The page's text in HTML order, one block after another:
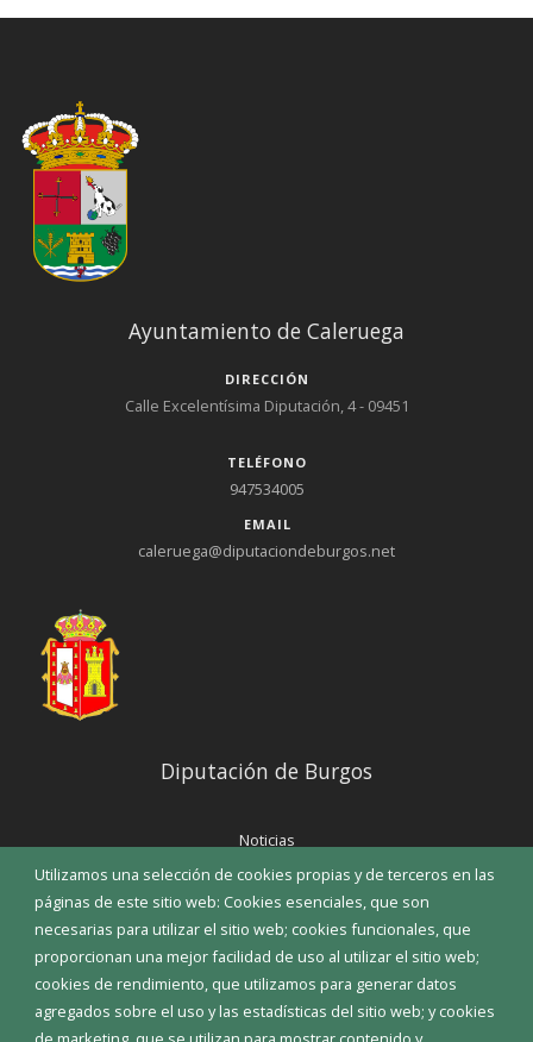
Utilizamos una selección de cookies propias y de terceros en las
páginas de este sitio web: Cookies esenciales, que son
necesarias para utilizar el sitio web; cookies funcionales, que
proporcionan una mejor facilidad de uso al utilizar el sitio web;
cookies de rendimiento, que utilizamos para generar datos
agregados sobre el uso y las estadísticas del sitio web; y cookies
Ayuntamiento de Caleruega
DIRECCIÓN
Calle Excelentísima Diputación, 4 - 09451
TELÉFONO
947534005
EMAIL
caleruega@diputaciondeburgos.net
Diputación de Burgos
Noticias
Eventos
Corporación Municipal
Teléfonos de interés
INICIAR SESIÓN
MAPA WEB